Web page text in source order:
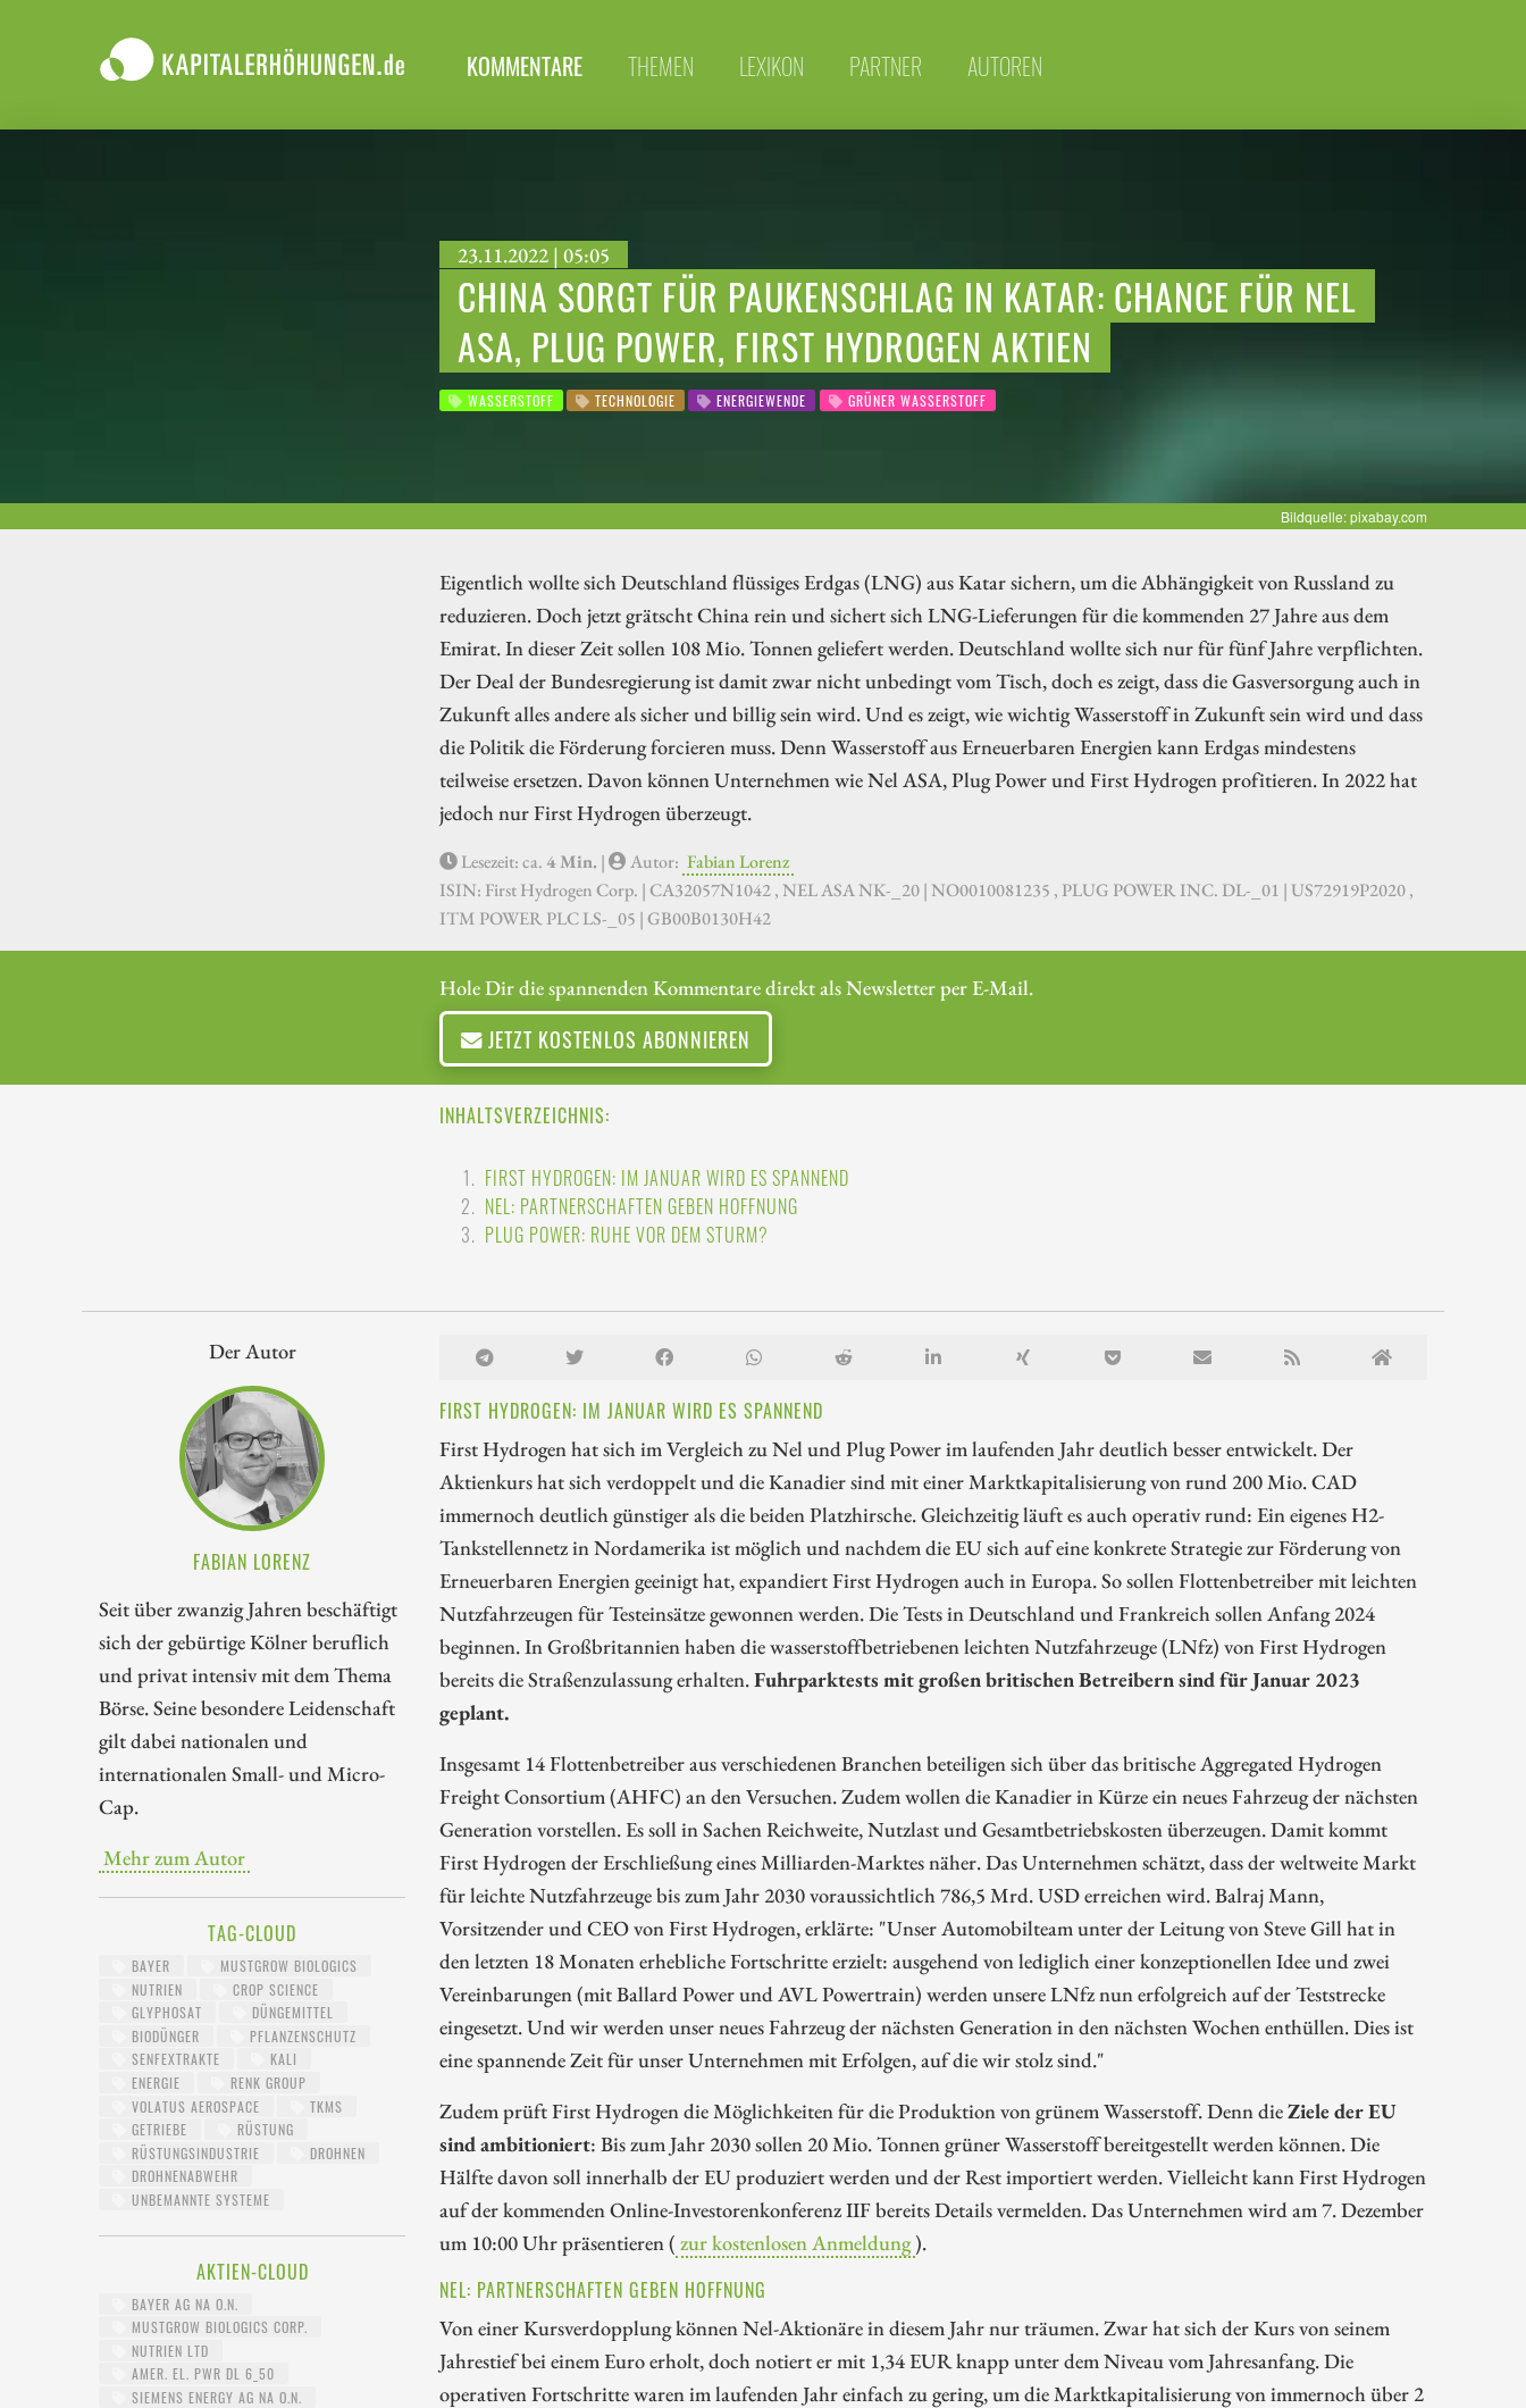
KOMMENTARE THEMEN LEXIKON PARTNER AUTOREN
23.11.2022 | 05:05
CHINA SORGT FÜR PAUKENSCHLAG IN KATAR: CHANCE FÜR NEL
ASA, PLUG POWER, FIRST HYDROGEN AKTIEN
WASSERSTOFF TECHNOLOGIE ENERGIEWENDE GRÜNER WASSERSTOFF
Bildquelle: pixabay.com
Eigentlich wollte sich Deutschland flüssiges Erdgas (LNG) aus Katar sichern, um die Abhängigkeit von Russland zu
reduzieren. Doch jetzt grätscht China rein und sichert sich LNG-Lieferungen für die kommenden 27 Jahre aus dem
Emirat. In dieser Zeit sollen 108 Mio. Tonnen geliefert werden. Deutschland wollte sich nur für fünf Jahre verpflichten.
Der Deal der Bundesregierung ist damit zwar nicht unbedingt vom Tisch, doch es zeigt, dass die Gasversorgung auch in
Zukunft alles andere als sicher und billig sein wird. Und es zeigt, wie wichtig Wasserstoff in Zukunft sein wird und dass
die Politik die Förderung forcieren muss. Denn Wasserstoff aus Erneuerbaren Energien kann Erdgas mindestens
teilweise ersetzen. Davon können Unternehmen wie Nel ASA, Plug Power und First Hydrogen profitieren. In 2022 hat
jedoch nur First Hydrogen überzeugt.
Lesezeit: ca.4 Min. | Autor: Fabian Lorenz
ISIN: First Hydrogen Corp. | CA32057N1042 , NEL ASA NK-_20 | NO0010081235 , PLUG POWER INC. DL-_01 | US72919P2020 ,
ITM POWER PLC LS-_05 | GB00B0130H42
Hole Dir die spannenden Kommentare direkt als Newsletter per E-Mail.
JETZT KOSTENLOS ABONNIEREN
INHALTSVERZEICHNIS:
FIRST HYDROGEN: IM JANUAR WIRD ES SPANNEND
NEL: PARTNERSCHAFTEN GEBEN HOFFNUNG
PLUG POWER: RUHE VOR DEM STURM?
Der Autor
FABIAN LORENZ
Seit über zwanzig Jahren beschäftigt
sich der gebürtige Kölner beruflich
und privat intensiv mit dem Thema
Börse. Seine besondere Leidenschaft
gilt dabei nationalen und
internationalen Small- und Micro-
Cap.
Mehr zum Autor
TAG-CLOUD
BAYER
MUSTGROW BIOLOGICS
NUTRIEN
CROP SCIENCE
GLYPHOSAT
DÜNGEMITTEL
BIODÜNGER
PFLANZENSCHUTZ
SENFEXTRAKTE
KALI
ENERGIE
RENK GROUP
VOLATUS AEROSPACE
TKMS
GETRIEBE
RÜSTUNG
RÜSTUNGSINDUSTRIE
DROHNEN
DROHNENABWEHR
UNBEMANNTE SYSTEME
AKTIEN-CLOUD
BAYER AG NA O.N.
MUSTGROW BIOLOGICS CORP.
NUTRIEN LTD
AMER. EL. PWR DL 6_50
SIEMENS ENERGY AG NA O.N.
FIRST HYDROGEN: IM JANUAR WIRD ES SPANNEND
First Hydrogen hat sich im Vergleich zu Nel und Plug Power im laufenden Jahr deutlich besser entwickelt. Der
Aktienkurs hat sich verdoppelt und die Kanadier sind mit einer Marktkapitalisierung von rund 200 Mio. CAD
immernoch deutlich günstiger als die beiden Platzhirsche. Gleichzeitig läuft es auch operativ rund: Ein eigenes H2-
Tankstellennetz in Nordamerika ist möglich und nachdem die EU sich auf eine konkrete Strategie zur Förderung von
Erneuerbaren Energien geeinigt hat, expandiert First Hydrogen auch in Europa. So sollen Flottenbetreiber mit leichten
Nutzfahrzeugen für Testeinsätze gewonnen werden. Die Tests in Deutschland und Frankreich sollen Anfang 2024
beginnen. In Großbritannien haben die wasserstoffbetriebenen leichten Nutzfahrzeuge (LNfz) von First Hydrogen
bereits die Straßenzulassung erhalten.Fuhrparktests mit großen britischen Betreibern sind für Januar 2023
geplant.
Insgesamt 14 Flottenbetreiber aus verschiedenen Branchen beteiligen sich über das britische Aggregated Hydrogen
Freight Consortium (AHFC) an den Versuchen. Zudem wollen die Kanadier in Kürze ein neues Fahrzeug der nächsten
Generation vorstellen. Es soll in Sachen Reichweite, Nutzlast und Gesamtbetriebskosten überzeugen. Damit kommt
First Hydrogen der Erschließung eines Milliarden-Marktes näher. Das Unternehmen schätzt, dass der weltweite Markt
für leichte Nutzfahrzeuge bis zum Jahr 2030 voraussichtlich 786,5 Mrd. USD erreichen wird. Balraj Mann,
Vorsitzender und CEO von First Hydrogen, erklärte: "Unser Automobilteam unter der Leitung von Steve Gill hat in
den letzten 18 Monaten erhebliche Fortschritte erzielt: ausgehend von lediglich einer konzeptionellen Idee und zwei
Vereinbarungen (mit Ballard Power und AVL Powertrain) werden unsere LNfz nun erfolgreich auf der Teststrecke
eingesetzt. Und wir werden unser neues Fahrzeug der nächsten Generation in den nächsten Wochen enthüllen. Dies ist
eine spannende Zeit für unser Unternehmen mit Erfolgen, auf die wir stolz sind."
Zudem prüft First Hydrogen die Möglichkeiten für die Produktion von grünem Wasserstoff. Denn dieZiele der EU
sind ambitioniert: Bis zum Jahr 2030 sollen 20 Mio. Tonnen grüner Wasserstoff bereitgestellt werden können. Die
Hälfte davon soll innerhalb der EU produziert werden und der Rest importiert werden. Vielleicht kann First Hydrogen
auf der kommenden Online-Investorenkonferenz IIF bereits Details vermelden. Das Unternehmen wird am 7. Dezember
um 10:00 Uhr präsentieren ( zur kostenlosen Anmeldung).
NEL: PARTNERSCHAFTEN GEBEN HOFFNUNG
Von einer Kursverdopplung können Nel-Aktionäre in diesem Jahr nur träumen. Zwar hat sich der Kurs von seinem
Jahrestief bei einem Euro erholt, doch notiert er mit 1,34 EUR knapp unter dem Niveau vom Jahresanfang. Die
operativen Fortschritte waren im laufenden Jahr einfach zu gering, um die Marktkapitalisierung von immernoch über 2